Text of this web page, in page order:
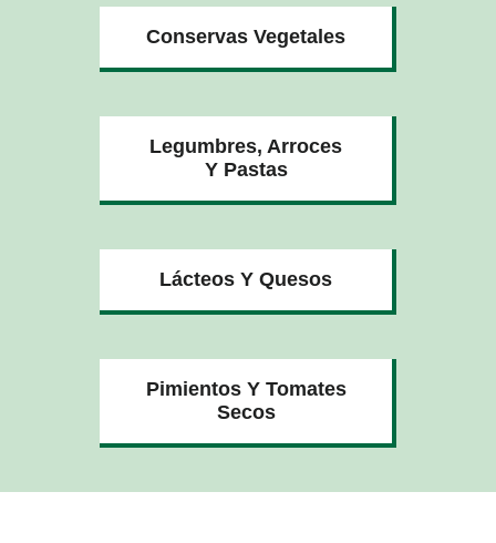
Conservas Vegetales
Legumbres, Arroces
Y Pastas
Lácteos Y Quesos
Pimientos Y Tomates
Secos